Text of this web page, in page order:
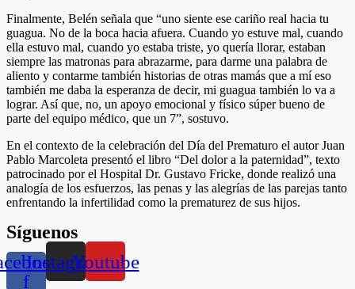
Finalmente, Belén señala que “uno siente ese cariño real hacia tu
guagua. No de la boca hacia afuera. Cuando yo estuve mal, cuando
ella estuvo mal, cuando yo estaba triste, yo quería llorar, estaban
siempre las matronas para abrazarme, para darme una palabra de
aliento y contarme también historias de otras mamás que a mí eso
también me daba la esperanza de decir, mi guagua también lo va a
lograr. Así que, no, un apoyo emocional y físico súper bueno de
parte del equipo médico, que un 7”, sostuvo.
En el contexto de la celebración del Día del Prematuro el autor Juan
Pablo Marcoleta presentó el libro “Del dolor a la paternidad”, texto
patrocinado por el Hospital Dr. Gustavo Fricke, donde realizó una
analogía de los esfuerzos, las penas y las alegrías de las parejas tanto
enfrentando la infertilidad como la prematurez de sus hijos.
Síguenos
f
InstagramYoutube